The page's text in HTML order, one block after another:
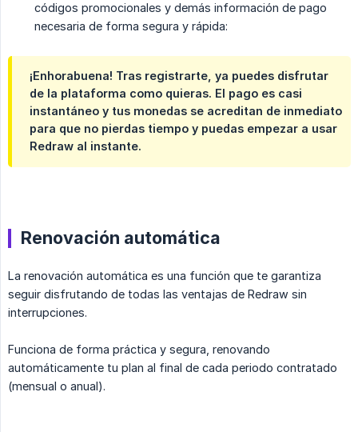
códigos promocionales y demás información de pago
necesaria de forma segura y rápida:
¡Enhorabuena! Tras registrarte, ya puedes disfrutar
de la plataforma como quieras. El pago es casi
instantáneo y tus monedas se acreditan de inmediato
para que no pierdas tiempo y puedas empezar a usar
Redraw al instante.
Renovación automática
La renovación automática es una función que te garantiza
seguir disfrutando de todas las ventajas de Redraw sin
interrupciones.
Funciona de forma práctica y segura, renovando
automáticamente tu plan al final de cada periodo contratado
(mensual o anual).